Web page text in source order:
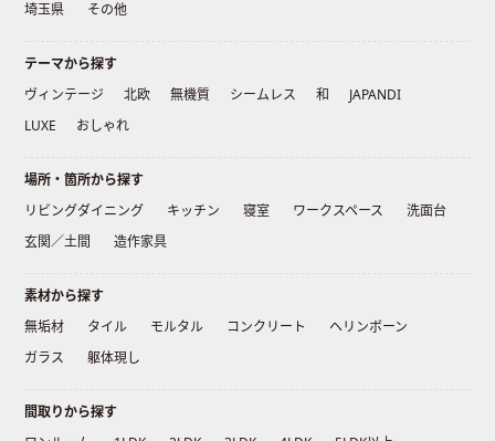
埼玉県
その他
テーマから探す
ヴィンテージ
北欧 無機質 シームレス 和
JAPANDI
LUXE
おしゃれ
場所・箇所から探す
リビングダイニング
キッチン 寝室 ワークスペース
洗面台
玄関／土間
造作家具
素材から探す
無垢材
タイル モルタル コンクリート
ヘリンボーン
ガラス
躯体現し
間取りから探す